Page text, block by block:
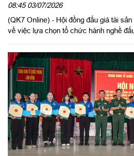
08:45 03/07/2026
(QK7 Online) - Hội đồng đấu giá tài
về việc lựa chọn tổ chức hành nghề